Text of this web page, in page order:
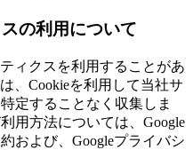
スの利用について
ィクスを利用することがあ
、Cookieを利用して当社サ
定することなく収集しま
用方法については、Google
および、Googleプライバシ